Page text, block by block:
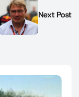
Next Post